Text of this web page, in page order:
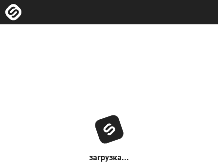
загрузка...